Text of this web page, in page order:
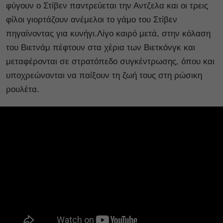
φύγουν ο Στίβεν παντρεύεται την Αντζελα και οι τρεις
φίλοι γιορτάζουν ανέμελοι το γάμο του Στίβεν
πηγαίνοντας για κυνήγι.Λίγο καιρό μετά, στην κόλαση
του Βιετνάμ πέφτουν στα χέρια των Βιετκόνγκ και
μεταφέρονται σε στρατόπεδο συγκέντρωσης, όπου και
υποχρεώνονται να παίξουν τη ζωή τους στη ρώσικη
ρουλέτα.